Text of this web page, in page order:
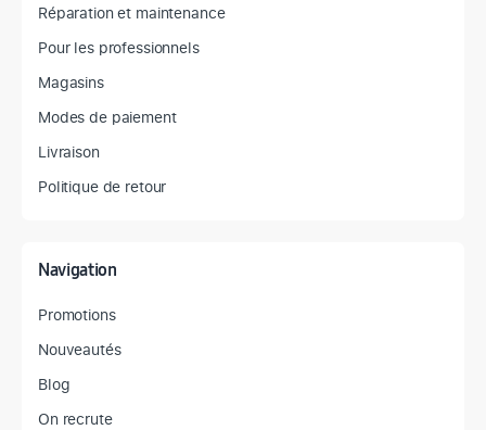
Réparation et maintenance
Pour les professionnels
Magasins
Modes de paiement
Livraison
Politique de retour
Navigation
Promotions
Nouveautés
Blog
On recrute